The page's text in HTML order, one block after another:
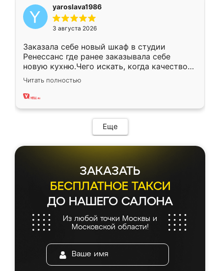
yaroslava1986
3 августа 2026
Заказала себе новый шкаф в студии
Ренессанс где ранее заказывала себе
новую кухню.Чего искать, когда качеством
вполне довольна. Служит кухня уже почти
два года, нареканий нет.
Читать полностью
Еще
ЗАКАЗАТЬ
БЕСПЛАТНОЕ ТАКСИ
ДО НАШЕГО САЛОНА
Из любой точки Москвы и
Московской области!